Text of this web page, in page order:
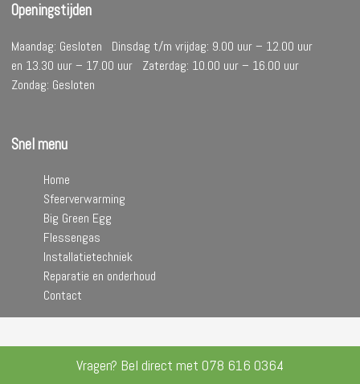
Vragen? Bel direct met 078 616 0364
Openingstijden
Maandag: Gesloten Dinsdag t/m vrijdag: 9.00 uur – 12.00 uur
en 13.30 uur – 17.00 uur Zaterdag: 10.00 uur – 16.00 uur
Zondag: Gesloten
Snel menu
Home
Sfeerverwarming
Big Green Egg
Flessengas
Installatietechniek
Reparatie en onderhoud
Contact